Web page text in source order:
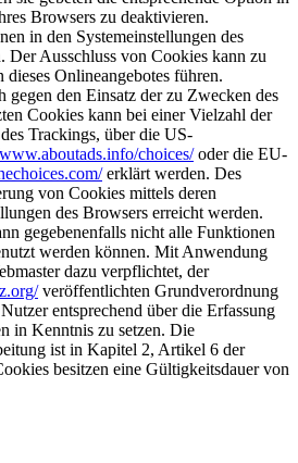
Browsers zu deaktivieren.
in den Systemeinstellungen des
Der Ausschluss von Cookies kann zu
Onlineangebotes führen.
gegen den Einsatz der zu Zwecken des
Cookies kann bei einer Vielzahl der
Trackings, über die US-
choices/oder die EU-
erklärt werden. Des
von Cookies mittels deren
des Browsers erreicht werden.
gegebenenfalls nicht alle Funktionen
werden können. Mit Anwendung
dazu verpflichtet, der
veröffentlichten Grundverordnung
entsprechend über die Erfassung
in Kenntnis zu setzen. Die
ist in Kapitel 2, Artikel 6 der
besitzen eine Gültigkeitsdauer von